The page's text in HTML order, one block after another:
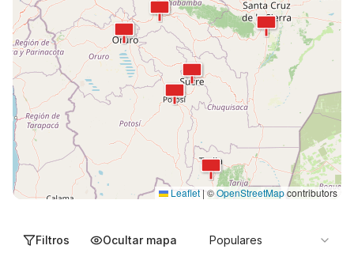
Leaflet | ©OpenStreetMapcontributors
Filtros Ocultar mapa Populares